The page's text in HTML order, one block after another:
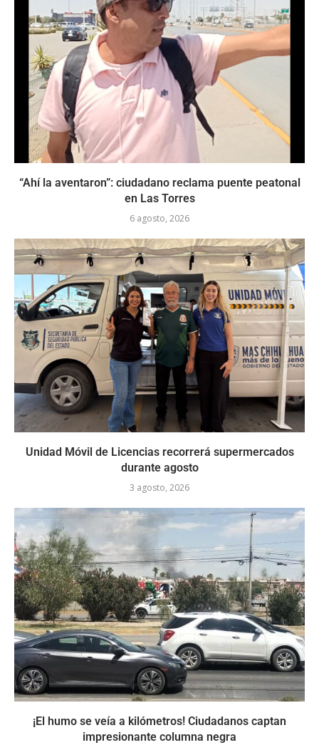
“Ahí la aventaron”: ciudadano reclama puente peatonal
en Las Torres
6 agosto, 2026
Unidad Móvil de Licencias recorrerá supermercados
durante agosto
3 agosto, 2026
¡El humo se veía a kilómetros! Ciudadanos captan
impresionante columna negra